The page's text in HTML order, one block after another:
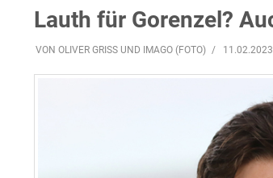
Lauth für Gorenzel?
VON OLIVER GRISS UND IMAGO (FOTO)